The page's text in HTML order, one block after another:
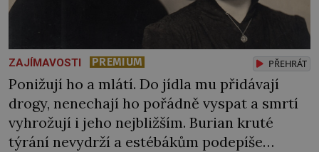
ZAJÍMAVOSTI PREMIUM PŘEHRÁT
Ponižují ho a mlátí. Do jídla mu přidávají
drogy, nenechají ho pořádně vyspat a smrtí
vyhrožují i jeho nejbližším. Burian kruté
týrání nevydrží a estébákům podepíše